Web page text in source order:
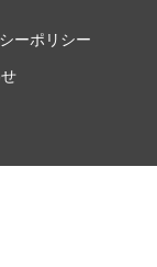
ーポリシー